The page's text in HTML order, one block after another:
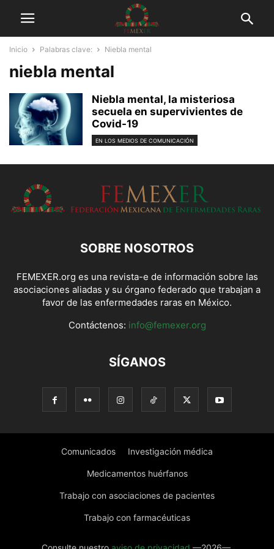
Inicio Palabras clave: Niebla mental
niebla mental
Niebla mental, la misteriosa
secuela en supervivientes de
Covid-19
EN LOS MEDIOS DE COMUNICACIÓN
SOBRE NOSOTROS
FEMEXER.org es una revista-e de información sobre las
asociaciones aliadas y su órgano federado que trabajan a
favor de las enfermedades raras en México.
Contáctenos: info@femexer.org
SÍGANOS
Comunicados Investigación médica
Medicamentos huérfanos
Trabajo con asociaciones de pacientes
Trabajo con farmacéuticas